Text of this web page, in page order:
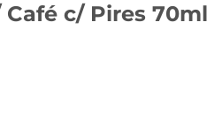
c/ Pires 70ml